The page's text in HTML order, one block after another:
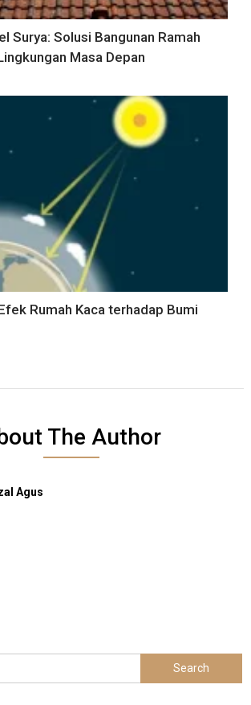
Surya: Solusi Bangunan Ramah
Masa Depan
Rumah Kaca terhadap Bumi
The Author
Agus